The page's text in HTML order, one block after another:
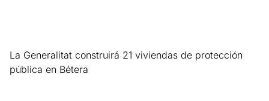
La Generalitat construirá 21 viviendas de protección
pública en Bétera